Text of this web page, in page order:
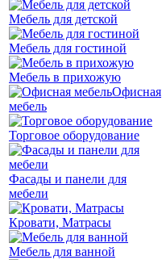
Мебель для детской
Мебель для гостиной
Мебель в прихожую
Офисная
мебель
Торговое оборудование
Фасады и панели для
мебели
Кровати, Матрасы
Мебель для ванной